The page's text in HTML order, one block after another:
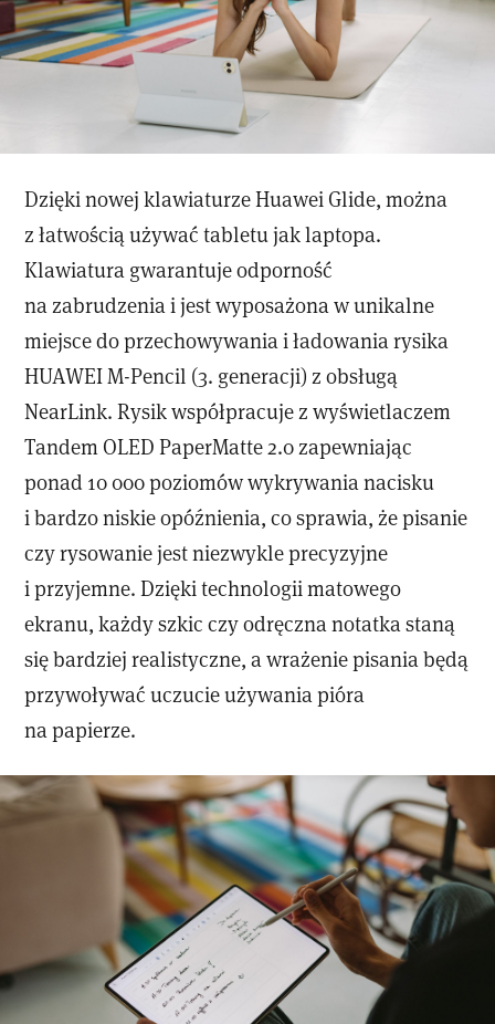
Dzięki nowej klawiaturze Huawei Glide, można
z łatwością używać tabletu jak laptopa.
Klawiatura gwarantuje odporność
na zabrudzenia i jest wyposażona w unikalne
miejsce do przechowywania i ładowania rysika
HUAWEI M-Pencil (3. generacji) z obsługą
NearLink. Rysik współpracuje z wyświetlaczem
Tandem OLED PaperMatte 2.0 zapewniając
ponad 10 000 poziomów wykrywania nacisku
i bardzo niskie opóźnienia, co sprawia, że pisanie
czy rysowanie jest niezwykle precyzyjne
i przyjemne. Dzięki technologii matowego
ekranu, każdy szkic czy odręczna notatka staną
się bardziej realistyczne, a wrażenie pisania będą
przywoływać uczucie używania pióra
na papierze.